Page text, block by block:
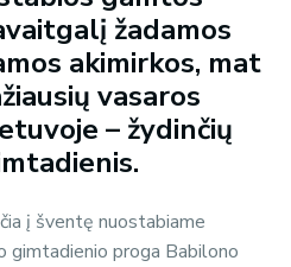
žadamos
akimirkos, mat
vasaros
– žydinčių
į šventę nuostabiame
gimtadienio proga Babilono